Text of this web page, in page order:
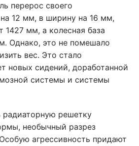
перерос своего
12 мм, в ширину на 16 мм,
1427 мм, а колесная база
Однако, это не помешало
вес. Это стало
новых сидений, доработанной
системы и системы
радиаторную решетку
необычный разрез
агрессивность придают